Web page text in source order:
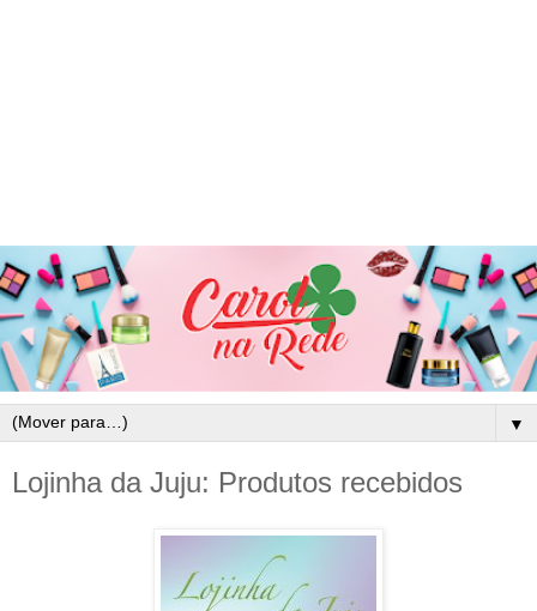
▼
Lojinha da Juju: Produtos recebidos